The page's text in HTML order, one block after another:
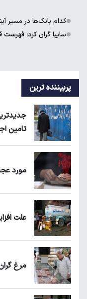
کدام بانک‌ها در مسیر
سایپا گران کرد؛
پربیننده ترین
تامین
مورد
علت
مرغ